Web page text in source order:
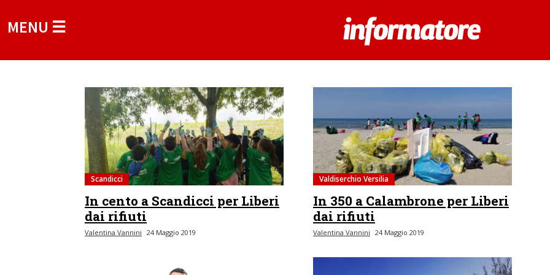
MENU ☰
Scandicci
In cento a Scandicci per Liberi
dai rifiuti
Valentina Vannini 24 Maggio 2019
Valdiserchio Versilia
In 350 a Calambrone per Liberi
dai rifiuti
Valentina Vannini 24 Maggio 2019